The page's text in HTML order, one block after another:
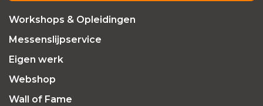
Workshops & Opleidingen
Messenslijpservice
Eigen werk
Webshop
Wall of Fame